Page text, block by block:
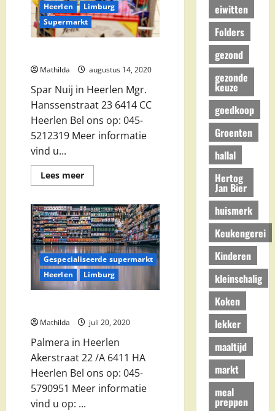
Heerlen
Limburg
Supermarkt
Mathilda augustus 14, 2020
Spar Nuij in Heerlen Mgr.
Hanssenstraat 23 6414 CC
Heerlen Bel ons op: 045-
5212319 Meer informatie
vind u...
Lees meerLees
meer
Nuij
in
Heerlen
Gespecialiseerde supermarkt
Heerlen
Limburg
Mathilda juli 20, 2020
Palmera in Heerlen
Akerstraat 22 /A 6411 HA
Heerlen Bel ons op: 045-
5790951 Meer informatie
vind u op: ...
eiwitten
Folders
gezond
gezonde
keuze
goedkoop
Groenten
hallal
Hertog
Jan Bier
huismerk
Keukengerei
Kinderen
kleinschalig
Koken
lekker
maaltijd
markt
meal
preppen